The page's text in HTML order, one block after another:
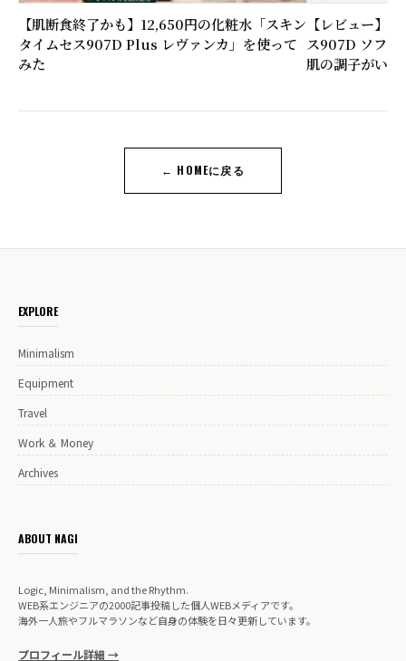
【肌断食終了かも】12,650円の化粧水「スキン
タイムセス907D Plus レヴァンカ」を使って
みた
【レビュー】
ス907D ソファ
肌の調子がいい
← HOMEに戻る
EXPLORE
Minimalism
Equipment
Travel
Work ＆ Money
Archives
ABOUT NAGI
Logic, Minimalism, and the Rhythm.
WEB系エンジニアの2000記事投稿した個人WEBメディアです。
海外一人旅やフルマラソンなど自身の体験を日々更新しています。
プロフィール詳細 →